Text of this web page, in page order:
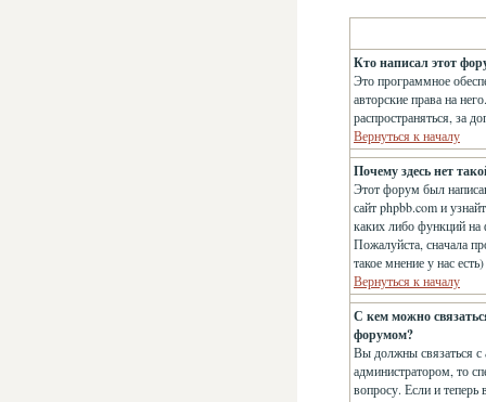
Кто написал этот
Это программное
авторские права на
распространяться, за
Вернуться к началу
Почему здесь нет
Этот форум был
сайт phpbb.com и
каких либо функций
Пожалуйста, сначала
такое мнение у нас
Вернуться к началу
С кем можно
форумом?
Вы должны связаться с
администратором, то
вопросу. Если и теперь